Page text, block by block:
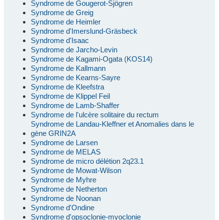
Syndrome de Gougerot-Sjögren
Syndrome de Greig
Syndrome de Heimler
Syndrome d'Imerslund-Gräsbeck
Syndrome d'Isaac
Syndrome de Jarcho-Levin
Syndrome de Kagami-Ogata (KOS14)
Syndrome de Kallmann
Syndrome de Kearns-Sayre
Syndrome de Kleefstra
Syndrome de Klippel Feil
Syndrome de Lamb-Shaffer
Syndrome de l'ulcère solitaire du rectum
Syndrome de Landau-Kleffner et Anomalies dans le
gène GRIN2A
Syndrome de Larsen
Syndrome de MELAS
Syndrome de micro délétion 2q23.1
Syndrome de Mowat-Wilson
Syndrome de Myhre
Syndrome de Netherton
Syndrome de Noonan
Syndrome d'Ondine
Syndrome d'opsoclonie-myoclonie